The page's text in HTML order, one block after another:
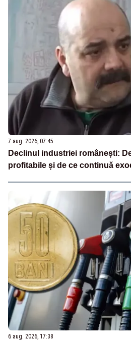
7 aug. 2026, 07:45
Declinul industriei românești:
profitabile și de ce continuă
6 aug. 2026, 17:38